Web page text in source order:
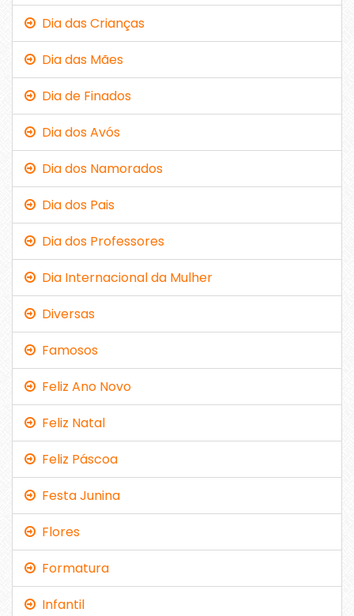
Dia das Crianças
Dia das Mães
Dia de Finados
Dia dos Avós
Dia dos Namorados
Dia dos Pais
Dia dos Professores
Dia Internacional da Mulher
Diversas
Famosos
Feliz Ano Novo
Feliz Natal
Feliz Páscoa
Festa Junina
Flores
Formatura
Infantil